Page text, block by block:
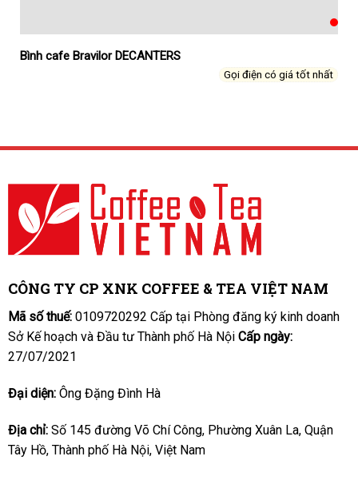
Bình cafe Bravilor DECANTERS
Gọi điện có giá tốt nhất
CÔNG TY CP XNK COFFEE & TEA VIỆT NAM
Mã số thuế:0109720292 Cấp tại Phòng đăng ký kinh doanh
Sở Kế hoạch và Đầu tư Thành phố Hà Nội Cấp ngày:
27/07/2021
Đại diện: Ông Đặng Đình Hà
Địa chỉ: Số 145 đường Võ Chí Công, Phường Xuân La, Quận
Tây Hồ, Thành phố Hà Nội, Việt Nam